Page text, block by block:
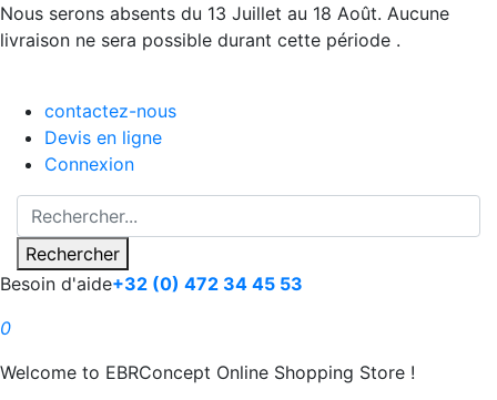
Nous serons absents du 13 Juillet au 18 Août. Aucune
livraison ne sera possible durant cette période .
contactez-nous
Devis en ligne
Connexion
Rechercher
Besoin d'aide+32 (0) 472 34 45 53
0
Welcome to EBRConcept Online Shopping Store !